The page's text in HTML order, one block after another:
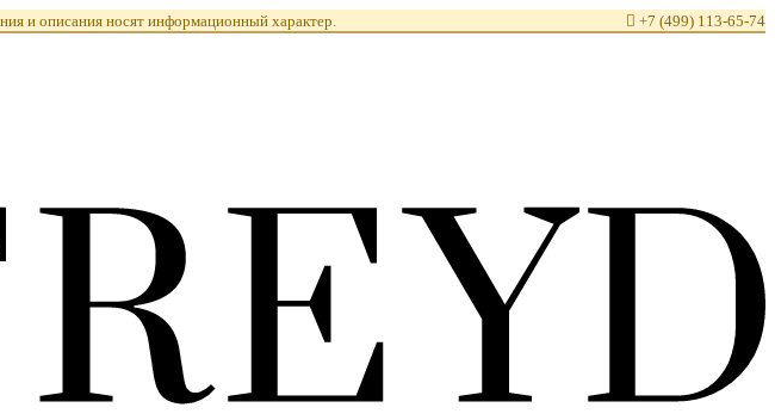
и описания носят информационный характер.  +7 (499) 113-65-74